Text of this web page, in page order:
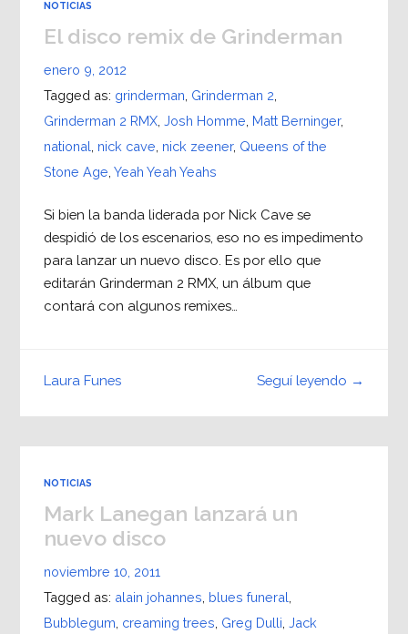
NOTICIAS
El disco remix de Grinderman
enero 9, 2012
Tagged as: grinderman, Grinderman 2,
Grinderman 2 RMX, Josh Homme, Matt Berninger,
national, nick cave, nick zeener, Queens of the
Stone Age, Yeah Yeah Yeahs
Si bien la banda liderada por Nick Cave se
despidió de los escenarios, eso no es impedimento
para lanzar un nuevo disco. Es por ello que
editarán Grinderman 2 RMX, un álbum que
contará con algunos remixes…
Seguí leyendo →
Laura Funes
NOTICIAS
Mark Lanegan lanzará un
nuevo disco
noviembre 10, 2011
Tagged as: alain johannes blues funeral
Bubblegum creaming trees Greg Dulli Jack